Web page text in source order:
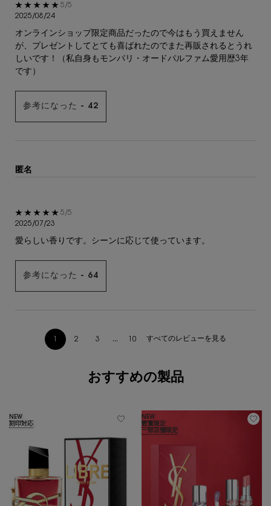
5星中5。
5/5
2025/08/24
オンラインショップ限定商品だったので今はもう買えません
が、プレゼントしてとても喜ばれたのでまた再販されるとうれ
しいです！（私自身もモンパリ・オードパルファム愛用歴3年
です）
参考になった - 42
匿名
5星中5。
5/5
2025/07/23
愛らしい香りです。シーンに応じて使っています。
参考になった - 64
ページ 1/10。 現在のページ
2 3 ... 10 すべてのレビューを見る
おすすめの製品
NEW
刻印対応
NEW
数量限定
一部店舗限定